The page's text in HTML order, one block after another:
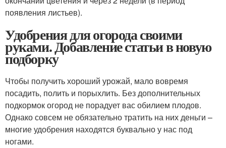
появления листьев).
Удобрения для огорода своими
руками. Добавление статьи в новую
подборку
Чтобы получить хороший урожай, мало вовремя
посадить, полить и порыхлить. Без дополнительных
подкормок огород не порадует вас обилием плодов.
Однако совсем не обязательно тратить на них деньги –
многие удобрения находятся буквально у нас под
ногами.